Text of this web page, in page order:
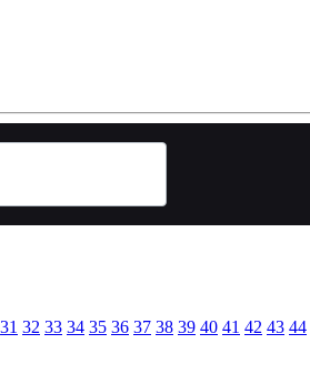
31 32 33 34 35 36 37 38 39 40 41 42 43 44